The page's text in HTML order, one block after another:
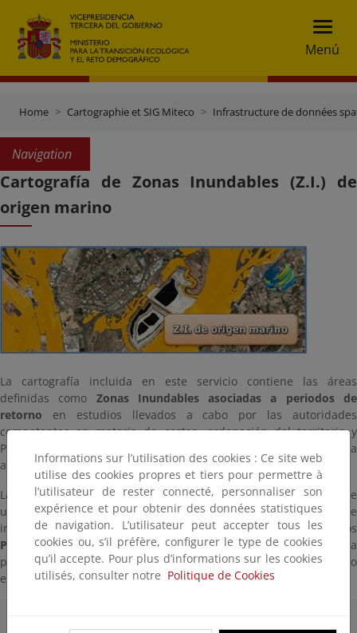
Menú
Home Cartographie et SIG Miteco Infrastructure de données
Navigation
Cartografía de Zonas Inundables (Z.I.) de
origen marino
La cartografía incluida en este servicio contiene las áreas
definidas como Zonas Inundables asociadas a periodos de
retorno en estudios llevados a cabo por las autoridades
competentes en materia de costas, ordenación del territorio y
Protección Civil, y la correspondiente información alfanumérica
asociada.
La delimitación de estas zonas inundables se realiza a partir de
un estudio hidrodinámico en el que se determinan la cota de
inundación y la extensión del área inundada asociadas a los
Periodos de Retorno de 100 y 500 años, correspondientes a una
probabilidad de inundación media (u ocasional) y baja (o
excepcional) respectivamente.
Informations sur l’utilisation des cookies : Ce site web
utilise des cookies propres et tiers pour permettre à
l’utilisateur de rester connecté, personnaliser son
expérience et pour obtenir des données statistiques
de navigation. L’utilisateur peut accepter tous les
cookies ou, s’il préfère, configurer le type de cookies
qu’il accepte. Pour plus d’informations sur les cookies
utilisés, consulter notre Politique de Cookies